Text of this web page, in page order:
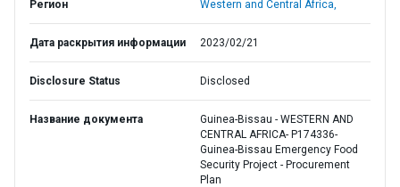
Регион Western and Central Africa,
Дата раскрытия информации 2023/02/21
Disclosure Status Disclosed
Название документа
Guinea-Bissau - WESTERN AND
CENTRAL AFRICA- P174336-
Guinea-Bissau Emergency Food
Security Project - Procurement
Plan